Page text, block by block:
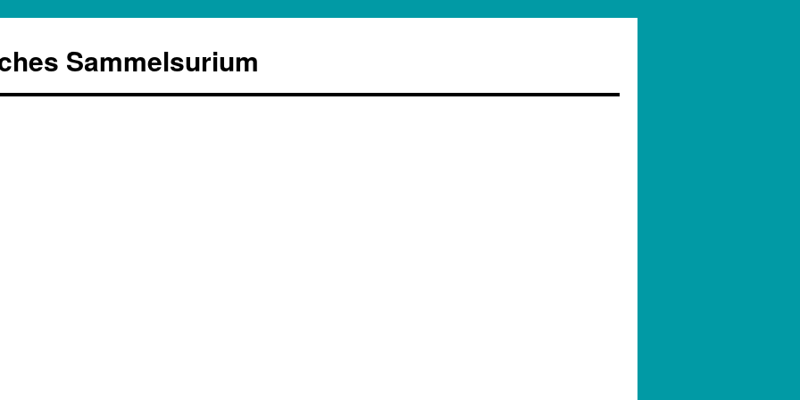
Sammelsurium